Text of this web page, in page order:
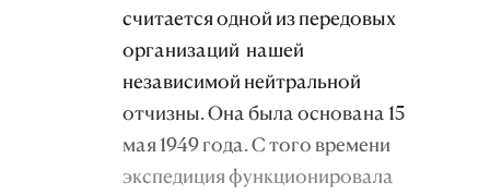
считается одной из передовых
организаций нашей
независимой нейтральной
отчизны. Она была основана 15
мая 1949 года. С того времени
экспедиция функционировала